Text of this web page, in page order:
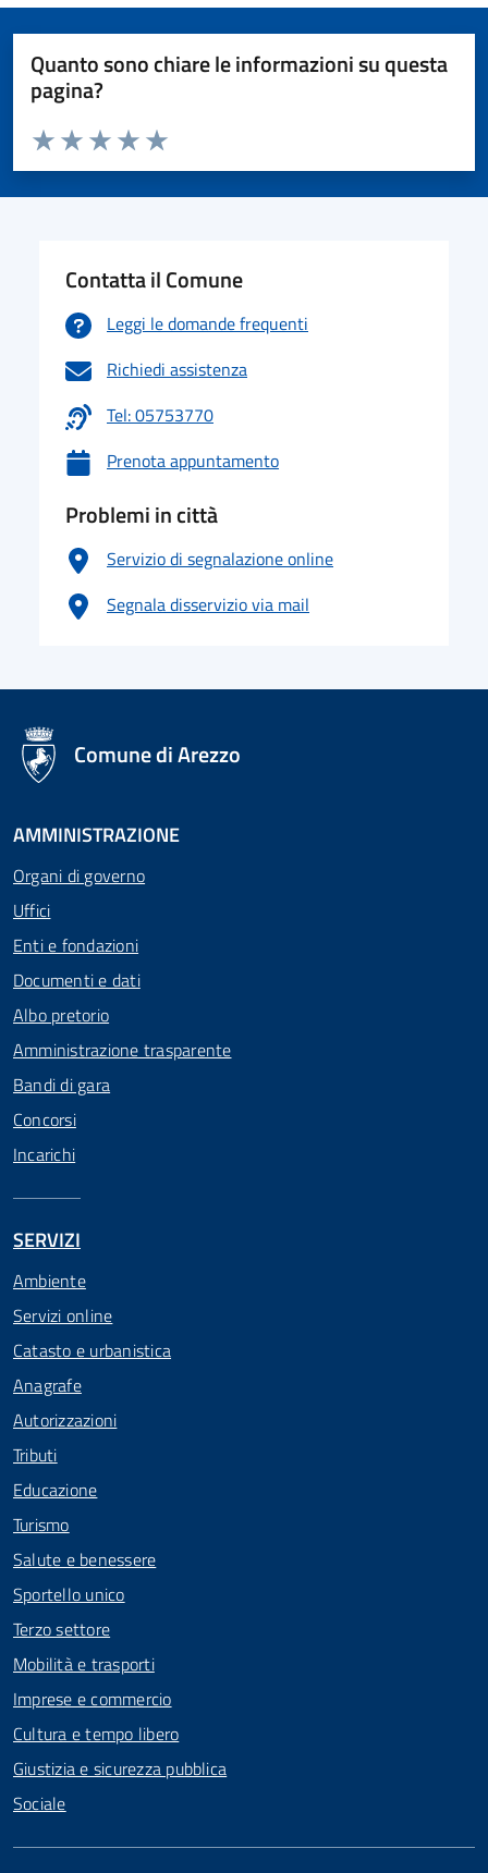
Quanto sono chiare le informazioni su questa
pagina?
Valuta da 1 a 5 stelle la pagina
Valuta 5 stelle su 5
Valuta 4 stelle su 5
Valuta 3 stelle su 5
Valuta 2 stelle su 5
Valuta 1 stelle su 5
Contatta il Comune
Leggi le domande frequenti
Richiedi assistenza
Tel: 05753770
Prenota appuntamento
Problemi in città
Servizio di segnalazione online
Segnala disservizio via mail
logo Unione Europea
Comune di Arezzo
AMMINISTRAZIONE
Organi di governo
Uffici
Enti e fondazioni
Documenti e dati
Albo pretorio
Amministrazione trasparente
Bandi di gara
Concorsi
Incarichi
SERVIZI
Ambiente
Servizi online
Catasto e urbanistica
Anagrafe
Autorizzazioni
Tributi
Educazione
Turismo
Salute e benessere
Sportello unico
Terzo settore
Mobilità e trasporti
Imprese e commercio
Cultura e tempo libero
Giustizia e sicurezza pubblica
Sociale